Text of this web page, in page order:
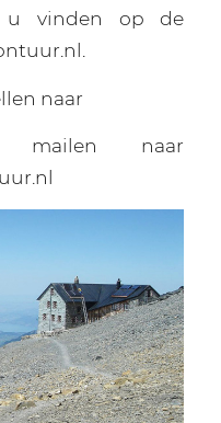
u vinden op de
naar
mailen naar